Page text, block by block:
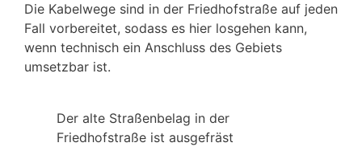
Die Kabelwege sind in der Friedhofstraße auf jeden
Fall vorbereitet, sodass es hier losgehen kann,
wenn technisch ein Anschluss des Gebiets
umsetzbar ist.
Der alte Straßenbelag in der
Friedhofstraße ist ausgefräst